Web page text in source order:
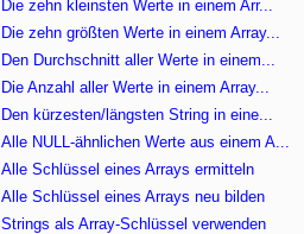
Die zehn kleinsten Werte in einem Arr...
Die zehn größten Werte in einem Array...
Den Durchschnitt aller Werte in einem...
Die Anzahl aller Werte in einem Array...
Den kürzesten/längsten String in eine...
Alle NULL-ähnlichen Werte aus einem A...
Alle Schlüssel eines Arrays ermitteln
Alle Schlüssel eines Arrays neu bilden
Strings als Array-Schlüssel verwenden